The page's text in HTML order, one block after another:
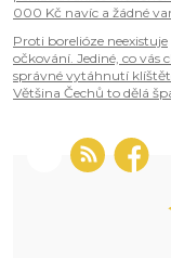
000 Kč navíc a žádné
Proti borelióze neexistuje
očkování. Jediné, co vás
správné vytáhnutí
Většina Čechů to dělá